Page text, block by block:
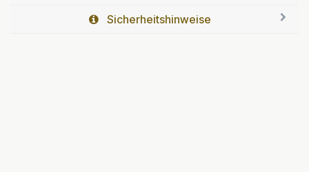
Sicherheitshinweise